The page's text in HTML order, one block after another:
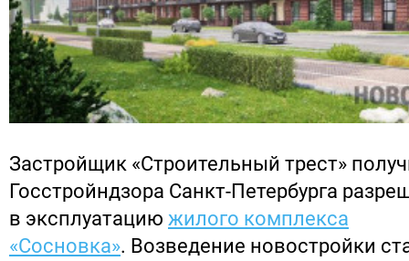
Застройщик «Строительный трест»
Госстройндзора Санкт-Петербурга
в эксплуатацию жилого комплекса
«Сосновка». Возведение новостройки